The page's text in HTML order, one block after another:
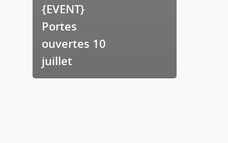
{EVENT}
Portes
ouvertes 10
juillet